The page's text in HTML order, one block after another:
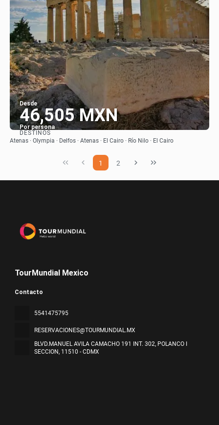
Desde
46,505 MXN
Por persona
Ver
DESTINOS
Atenas · Olympia · Delfos · Atenas · El Cairo · Río Nilo · El Cairo
1 2
TourMundial Mexico
Contacto
5541475795
RESERVACIONES@TOURMUNDIAL.MX
BLVD.MANUEL AVILA CAMACHO 191 INT. 302, POLANCO I
SECCION, 11510 - CDMX